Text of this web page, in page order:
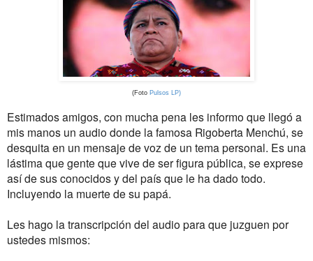
(Foto Pulsos LP)
Estimados amigos, con mucha pena les informo que llegó a
mis manos un audio donde la famosa Rigoberta Menchú, se
desquita en un mensaje de voz de un tema personal. Es una
lástima que gente que vive de ser figura pública, se exprese
así de sus conocidos y del país que le ha dado todo.
Incluyendo la muerte de su papá.
Les hago la transcripción del audio para que juzguen por
ustedes mismos: